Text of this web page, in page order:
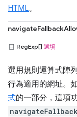
HTML。
RegExp[] 選填
選用規則運算式陣
行為適用的網址。
式的一部分，這項